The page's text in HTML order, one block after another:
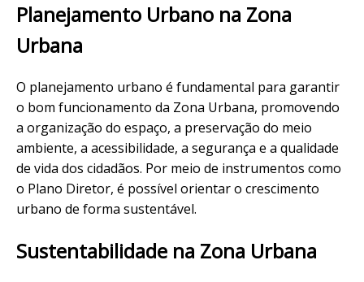
Planejamento Urbano na Zona
Urbana
O planejamento urbano é fundamental para garantir
o bom funcionamento da Zona Urbana, promovendo
a organização do espaço, a preservação do meio
ambiente, a acessibilidade, a segurança e a qualidade
de vida dos cidadãos. Por meio de instrumentos como
o Plano Diretor, é possível orientar o crescimento
urbano de forma sustentável.
Sustentabilidade na Zona Urbana